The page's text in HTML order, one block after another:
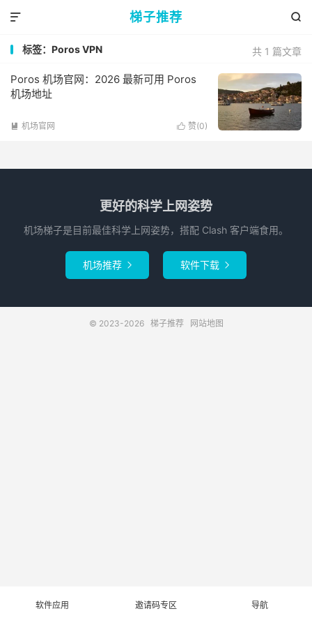
梯子推荐 

共 1 篇文章
标签：Poros VPN
Poros 机场官网：2026 最新可用 Poros
机场地址
 赞(0)
 机场官网
更好的科学上网姿势
机场梯子是目前最佳科学上网姿势，搭配 Clash 客户端食用。
机场推荐  软件下载 
© 2023-2026 梯子推荐 网站地图
软件应用 邀请码专区 导航